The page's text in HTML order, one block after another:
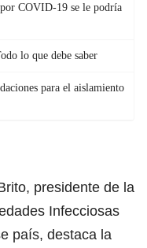
COVID-19 se le podría
lo que debe saber
para el aislamiento
presidente de la
Infecciosas
país, destaca la